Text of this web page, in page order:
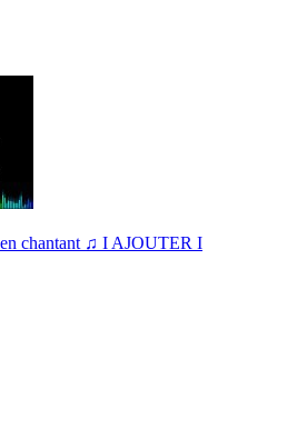
chantant ♫ I AJOUTER I